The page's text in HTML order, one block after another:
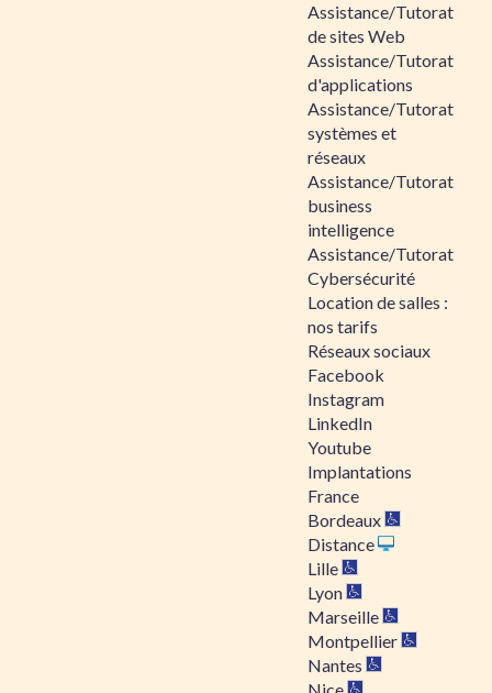
Assistance/Tutorat
de sites Web
Assistance/Tutorat
d'applications
Assistance/Tutorat
systèmes et
réseaux
Assistance/Tutorat
business
intelligence
Assistance/Tutorat
Cybersécurité
Location de salles :
nos tarifs
Réseaux sociaux
Facebook
Instagram
LinkedIn
Youtube
Implantations
France
Bordeaux
Distance
Lille
Lyon
Marseille
Montpellier
Nantes